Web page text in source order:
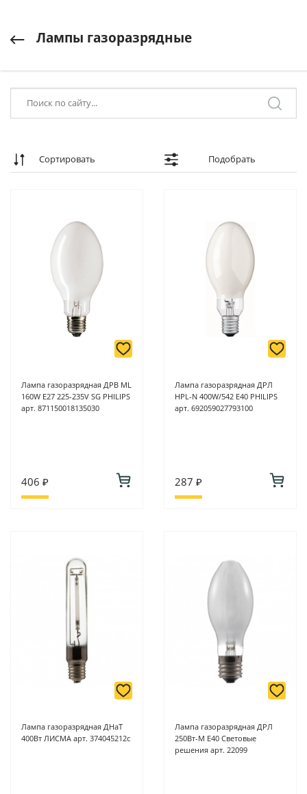
Лампы газоразрядные
Сортировать Подобрать
Лампа газоразрядная ДРВ ML
160W E27 225-235V SG PHILIPS
арт. 871150018135030
406 ₽
Лампа газоразрядная ДРЛ
HPL-N 400W/542 E40 PHILIPS
арт. 692059027793100
287 ₽
Лампа газоразрядная ДНаТ
400Вт ЛИСМА арт. 374045212с
Лампа газоразрядная ДРЛ
250Вт-М Е40 Световые
решения арт. 22099